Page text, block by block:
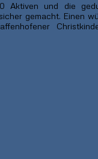
Aktiven und die
gemacht. Einen